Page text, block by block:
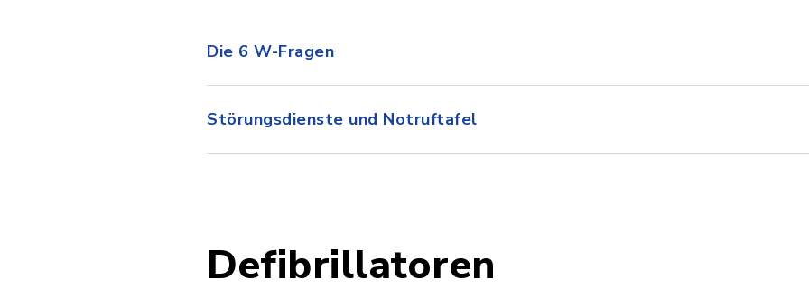
Die 6 W-Fragen
Störungsdienste und Notruftafel
Defibrillatoren